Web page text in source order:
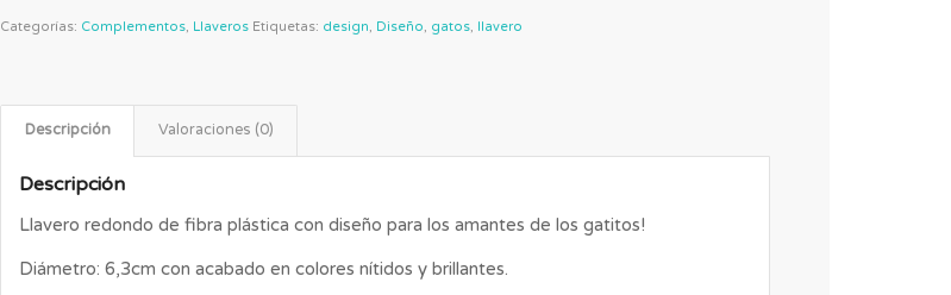
Categorías: Complementos, Llaveros Etiquetas: design, Diseño, gatos, llavero
Descripción Valoraciones (0)
Descripción
Llavero redondo de fibra plástica con diseño para los amantes de los gatitos!
Diámetro: 6,3cm con acabado en colores nítidos y brillantes.